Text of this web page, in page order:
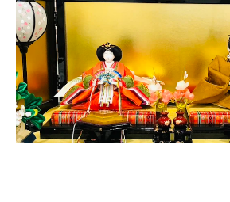
樹木葬
永代供養・納骨
ブログ
アクセス
お問い合わせ